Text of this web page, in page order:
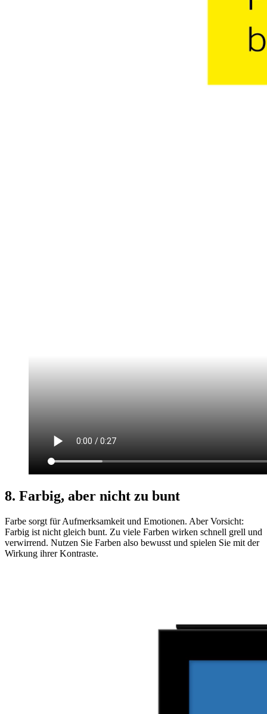
8. Farbig, aber nicht zu bunt
Farbe sorgt für Aufmerksamkeit und Emotionen. Aber Vorsicht:
Farbig ist nicht gleich bunt. Zu viele Farben wirken schnell grell und
verwirrend. Nutzen Sie Farben also bewusst und spielen Sie mit der
Wirkung ihrer Kontraste.